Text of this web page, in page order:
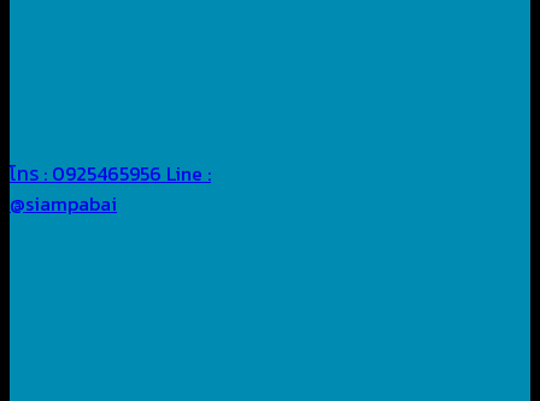
โทร : 0925465956 Line :
@siampabai